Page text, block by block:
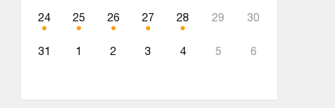
24 25 26 27 28 29 30
31 1 2 3 4 5 6